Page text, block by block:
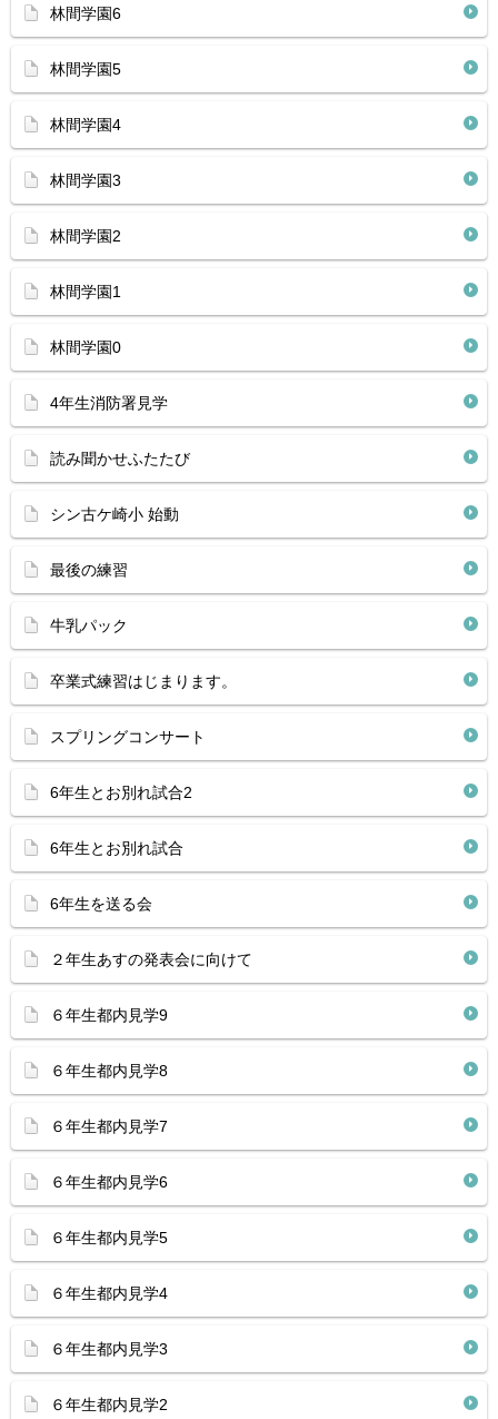
林間学園6
林間学園5
林間学園4
林間学園3
林間学園2
林間学園1
林間学園0
4年生消防署見学
読み聞かせふたたび
シン古ケ崎小 始動
最後の練習
牛乳パック
卒業式練習はじまります。
スプリングコンサート
6年生とお別れ試合2
6年生とお別れ試合
6年生を送る会
２年生あすの発表会に向けて
６年生都内見学9
６年生都内見学8
６年生都内見学7
６年生都内見学6
６年生都内見学5
６年生都内見学4
６年生都内見学3
６年生都内見学2